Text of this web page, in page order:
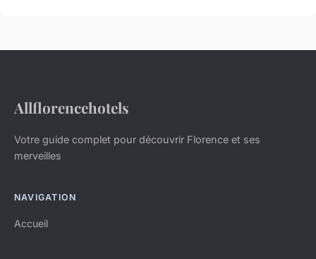
Allflorencehotels
Votre guide complet pour découvrir Florence et ses
merveilles
NAVIGATION
Accueil